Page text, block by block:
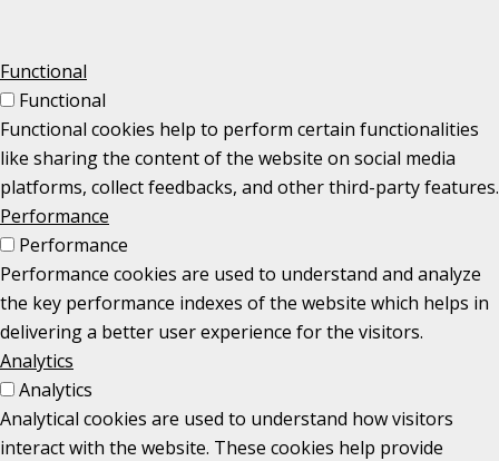
Functional
Functional
Functional cookies help to perform certain functionalities
like sharing the content of the website on social media
platforms, collect feedbacks, and other third-party features.
Performance
Performance
Performance cookies are used to understand and analyze
the key performance indexes of the website which helps in
delivering a better user experience for the visitors.
Analytics
Analytics
Analytical cookies are used to understand how visitors
interact with the website. These cookies help provide